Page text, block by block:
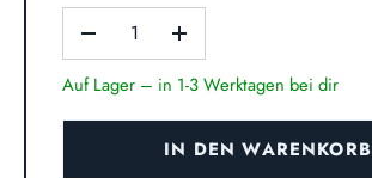
+
Auf Lager – in 1-3 Werktagen bei dir
IN DEN WARENKORB